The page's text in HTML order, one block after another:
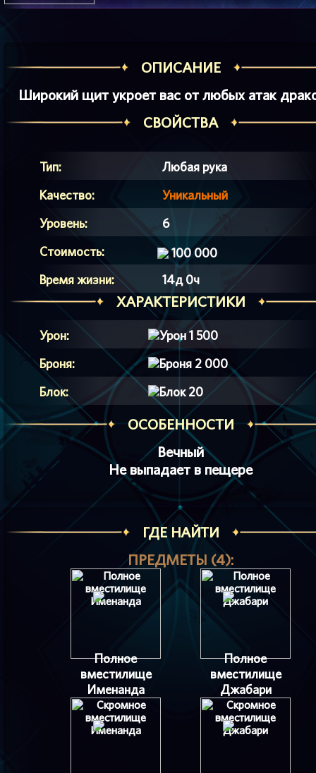
ОПИСАНИЕ
Широкий щит укроет вас от любых атак
СВОЙСТВА
Тип:
Любая рука
Качество:
Уникальный
Уровень:
6
Стоимость:
100 000
Время жизни:
14д 0ч
ХАРАКТЕРИСТИКИ
Урон:
1 500
Броня:
2 000
Блок:
20
ОСОБЕННОСТИ
Вечный
Не выпадает в пещере
ГДЕ НАЙТИ
ПРЕДМЕТЫ (4):
Полное
вместилище
Именанда
Полное
вместилище
Джабари